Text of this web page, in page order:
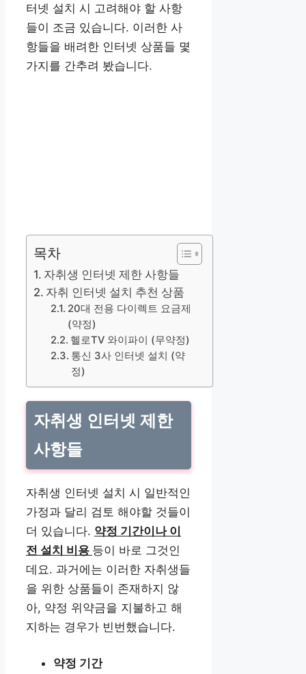
터넷 설치 시 고려해야 할 사항
들이 조금 있습니다. 이러한 사
항들을 배려한 인터넷 상품들 몇
가지를 간추려 봤습니다.
목차
자취생 인터넷 제한 사항들
자취 인터넷 설치 추천 상품
20대 전용 다이렉트 요금제
(약정)
헬로TV 와이파이 (무약정)
통신 3사 인터넷 설치 (약
정)
자취생 인터넷 제한
사항들
자취생 인터넷 설치 시 일반적인
가정과 달리 검토 해야할 것들이
더 있습니다. 약정 기간이나 이
전 설치 비용 등이 바로 그것인
데요. 과거에는 이러한 자취생들
을 위한 상품들이 존재하지 않
아, 약정 위약금을 지불하고 해
지하는 경우가 빈번했습니다.
약정 기간